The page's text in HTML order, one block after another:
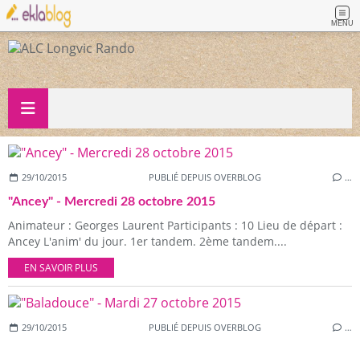
MENU
29/10/2015 PUBLIÉ DEPUIS OVERBLOG …
"Ancey" - Mercredi 28 octobre 2015
Animateur : Georges Laurent Participants : 10 Lieu de départ :
Ancey L'anim' du jour. 1er tandem. 2ème tandem....
EN SAVOIR PLUS
29/10/2015 PUBLIÉ DEPUIS OVERBLOG …